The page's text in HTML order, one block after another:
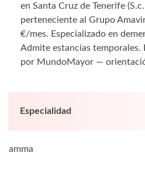
en Santa Cruz de Tenerife
perteneciente al Grupo
€/mes. Especializado en
Admite estancias
por MundoMayor —
Especialidad
amma